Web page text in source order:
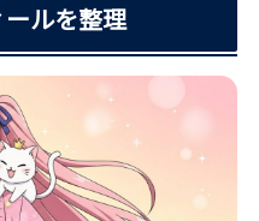
ルを整理